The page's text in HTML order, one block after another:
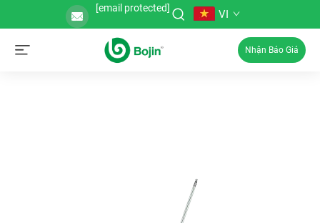
[email protected] VI
Nhận Báo Giá